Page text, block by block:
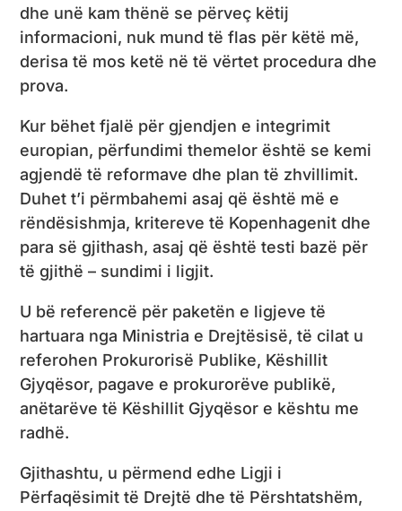
dhe unë kam thënë se përveç këtij
informacioni, nuk mund të flas për këtë më,
derisa të mos ketë në të vërtet procedura dhe
prova.
Kur bëhet fjalë për gjendjen e integrimit
europian, përfundimi themelor është se kemi
agjendë të reformave dhe plan të zhvillimit.
Duhet t’i përmbahemi asaj që është më e
rëndësishmja, kritereve të Kopenhagenit dhe
para së gjithash, asaj që është testi bazë për
të gjithë – sundimi i ligjit.
U bë referencë për paketën e ligjeve të
hartuara nga Ministria e Drejtësisë, të cilat u
referohen Prokurorisë Publike, Këshillit
Gjyqësor, pagave e prokurorëve publikë,
anëtarëve të Këshillit Gjyqësor e kështu me
radhë.
Gjithashtu, u përmend edhe Ligji i
Përfaqësimit të Drejtë dhe të Përshtatshëm,